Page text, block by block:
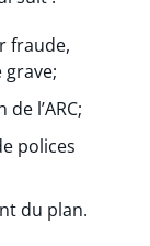
fraude,
l’ARC;
polices
du plan.